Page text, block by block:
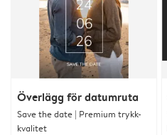
Överlägg för datumruta
Save the date | Premium trykk-
kvalitet